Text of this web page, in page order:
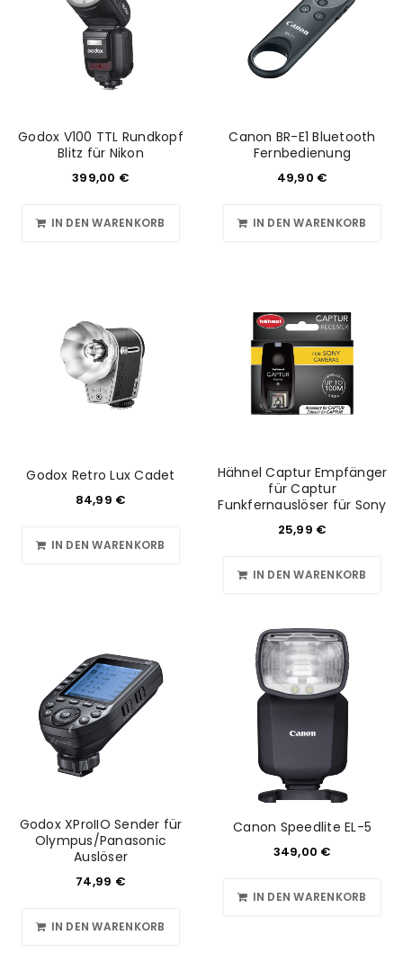
Godox V100 TTL Rundkopf
Blitz für Nikon
399,00 €
IN DEN WARENKORB
Canon BR-E1 Bluetooth
Fernbedienung
49,90 €
IN DEN WARENKORB
Godox Retro Lux Cadet
84,99 €
IN DEN WARENKORB
Hähnel Captur Empfänger
für Captur
Funkfernauslöser für Sony
25,99 €
IN DEN WARENKORB
Godox XProIIO Sender für
Olympus/Panasonic
Auslöser
74,99 €
IN DEN WARENKORB
Canon Speedlite EL-5
349,00 €
IN DEN WARENKORB